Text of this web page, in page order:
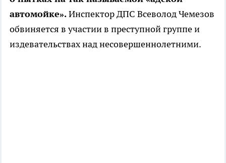
автомойке».Инспектор ДПС Всеволод Чемезов
обвиняется в участии в преступной группе и
издевательствах над несовершеннолетними.